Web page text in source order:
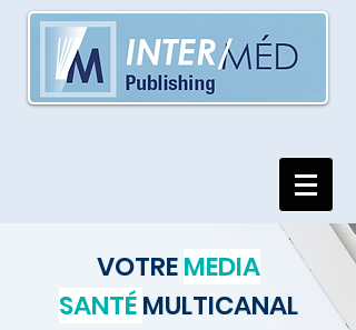
VOTREMEDIA
SANTÉMULTICANAL